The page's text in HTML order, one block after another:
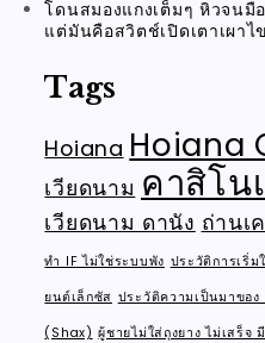
โดนสมองแกงเต็มๆ หิวจนมื
แต่มันคือสวิตช์เปิดเตาเผา
Tags
Hoiana Hoiana
เวียดนาม คาสิโน
เวียดนาม ดานัง ถ่านเ
ทำ IF ไม่ใช่ระบบพัง ประวัติการเริ่
ยนต์เล็กซัส ประวัติความเป็นมาขอ
(Shax) ผู้ชายไม่ใส่ถุงยาง ไม่เสร็จ